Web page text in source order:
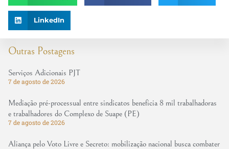
Outras Postagens
Serviços Adicionais PJT
7 de agosto de 2026
Mediação pré-processual entre sindicatos beneficia 8 mil trabalhadoras
e trabalhadores do Complexo de Suape (PE)
7 de agosto de 2026
Aliança pelo Voto Livre e Secreto: mobilização nacional busca combater
LinkedIn